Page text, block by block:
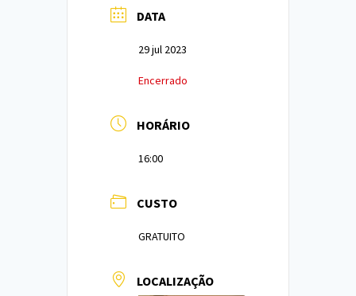
DATA
29 jul 2023
Encerrado
HORÁRIO
16:00
CUSTO
GRATUITO
LOCALIZAÇÃO